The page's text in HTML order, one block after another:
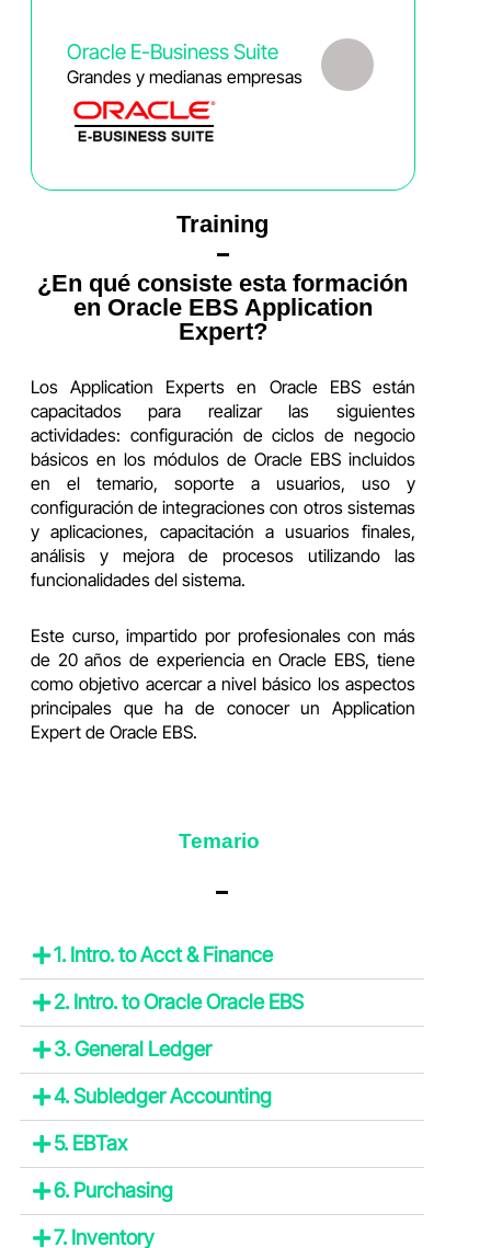
Oracle E-Business Suite
Grandes y medianas empresas
Training
¿En qué consiste esta formación
en Oracle EBS Application
Expert?
Los Application Experts en Oracle EBS están
capacitados para realizar las siguientes
actividades: configuración de ciclos de negocio
básicos en los módulos de Oracle EBS incluidos
en el temario, soporte a usuarios, uso y
configuración de integraciones con otros sistemas
y aplicaciones, capacitación a usuarios finales,
análisis y mejora de procesos utilizando las
funcionalidades del sistema.​
Este curso, impartido por profesionales con más
de 20 años de experiencia en Oracle EBS, tiene
como objetivo acercar a nivel básico los aspectos
principales que ha de conocer un Application
Expert de Oracle EBS.
Temario
1. Intro. to Acct & Finance
2. Intro. to Oracle Oracle EBS
3. General Ledger
4. Subledger Accounting
5. EBTax
6. Purchasing
7. Inventory